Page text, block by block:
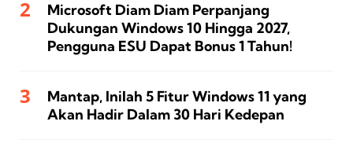
Microsoft Diam Diam Perpanjang
Dukungan Windows 10 Hingga 2027,
Pengguna ESU Dapat Bonus 1 Tahun!
Mantap, Inilah 5 Fitur Windows 11 yang
Akan Hadir Dalam 30 Hari Kedepan